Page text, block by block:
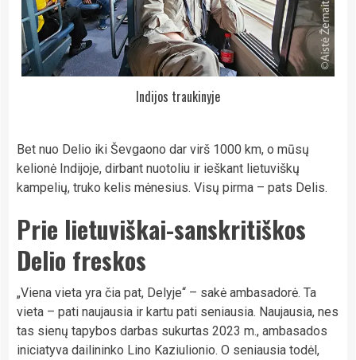
Indijos traukinyje
Bet nuo Delio iki Ševgaono dar virš 1000 km, o mūsų
kelionė Indijoje, dirbant nuotoliu ir ieškant lietuviškų
kampelių, truko kelis mėnesius. Visų pirma – pats Delis.
Prie lietuviškai-sanskritiškos
Delio freskos
„Viena vieta yra čia pat, Delyje“ – sakė ambasadorė. Ta
vieta – pati naujausia ir kartu pati seniausia. Naujausia, nes
tas sienų tapybos darbas sukurtas 2023 m., ambasados
iniciatyva dailininko Lino Kaziulionio. O seniausia todėl,